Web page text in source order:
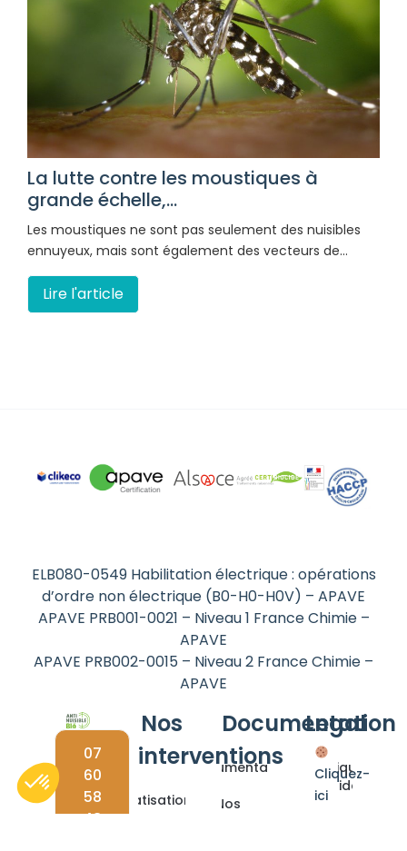
La lutte contre les moustiques à
grande échelle,...
Les moustiques ne sont pas seulement des nuisibles
ennuyeux, mais sont également des vecteurs de…
Lire l'article
ELB080-0549 Habilitation électrique : opérations
d’ordre non électrique (B0-H0-H0V) – APAVE
APAVE PRB001-0021 – Niveau 1 France Chimie –
APAVE
APAVE PRB002-0015 – Niveau 2 France Chimie –
APAVE
07
60
58
48
Nos
interventions
Dératisation
Documentation
Documentations
Nos
Legal
Politique de
confidentialité
Cliquez-
ici